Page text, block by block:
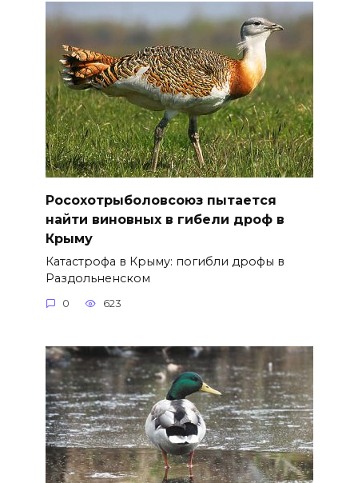
Росохотрыболовсоюз пытается
найти виновных в гибели дроф в
Крыму
Катастрофа в Крыму: погибли дрофы в
Раздольненском
0 623